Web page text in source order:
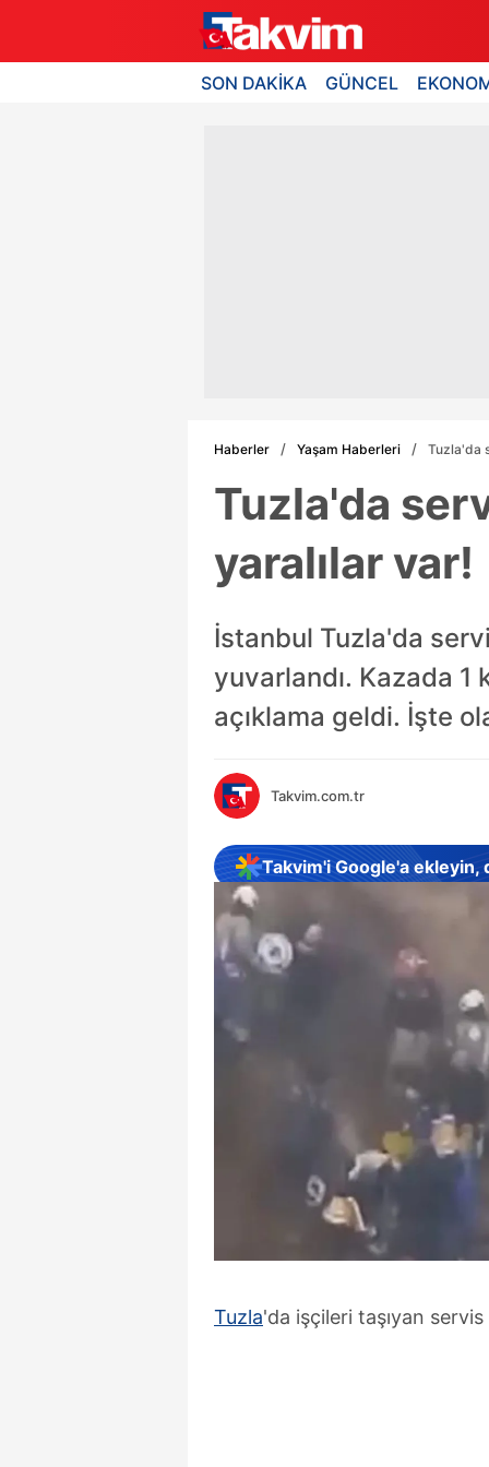
SON DAKİKA GÜNCEL
Haberler Yaşam Haberleri Tuzla'da
Tuzla'da
yaralılar var!
İstanbul Tuzla'da
yuvarlandı. Kazada 1
açıklama geldi. İşte
Takvim.com.tr
Takvim'i Google'a ekleyin,
Tuzla'da işçileri taşıyan